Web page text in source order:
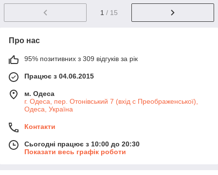
1 / 15
Про нас
95% позитивних з 309 відгуків за рік
Працює з 04.06.2015
м. Одеса
г. Одеса, пер. Отонівський 7 (вхід с Преображенської),
Одеса, Україна
Контакти
Сьогодні працює з 10:00 до 20:30
Показати весь графік роботи